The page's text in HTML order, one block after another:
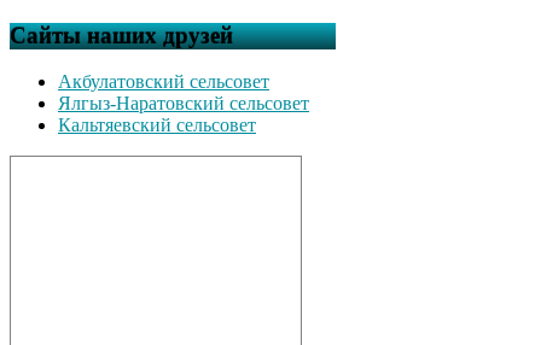
Сайты наших друзей
Акбулатовский сельсовет
Ялгыз-Наратовский сельсовет
Кальтяевский сельсовет